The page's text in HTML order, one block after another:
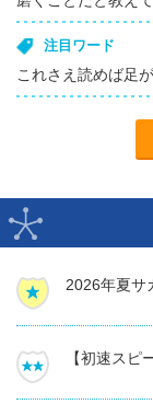
注目ワード
これさえ読めば足
2026年夏サ
【初速スピ